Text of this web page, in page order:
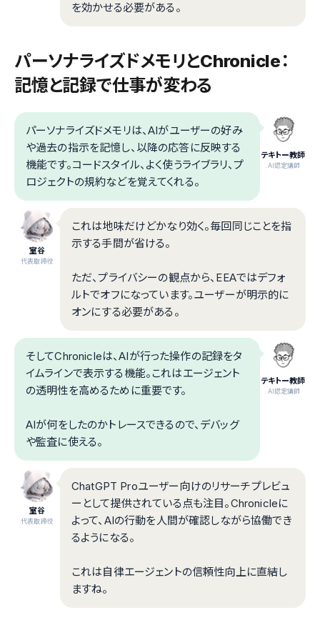
を効かせる必要がある。
パーソナライズドメモリとChronicle：
記憶と記録で仕事が変わる
テキトー教師
.AI認定講師
パーソナライズドメモリは、AIがユーザーの好み
や過去の指示を記憶し、以降の応答に反映する
機能です。コードスタイル、よく使うライブラリ、プ
ロジェクトの規約などを覚えてくれる。
室谷
代表取締役
これは地味だけどかなり効く。毎回同じことを指
示する手間が省ける。
ただ、プライバシーの観点から、EEAではデフォ
ルトでオフになっています。ユーザーが明示的に
オンにする必要がある。
テキトー教師
.AI認定講師
そしてChronicleは、AIが行った操作の記録をタ
イムラインで表示する機能。これはエージェント
の透明性を高めるために重要です。
AIが何をしたのかトレースできるので、デバッグ
や監査に使える。
室谷
代表取締役
ChatGPT Proユーザー向けのリサーチプレビュ
ーとして提供されている点も注目。Chronicleに
よって、AIの行動を人間が確認しながら協働でき
るようになる。
これは自律エージェントの信頼性向上に直結し
ますね。